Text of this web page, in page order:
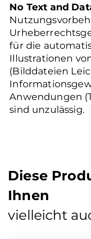
No Text and
für die
Illustrationen
(Bilddateien
Anwendungen
sind unzulässig.
Diese
Ihnen
vielleicht